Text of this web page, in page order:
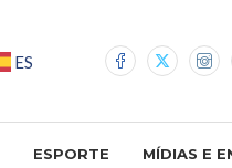
ES
ESPORTE MÍDIAS E